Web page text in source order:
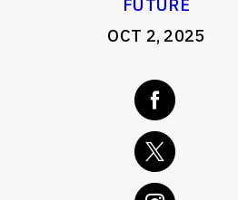
FUTURE
OCT 2, 2025